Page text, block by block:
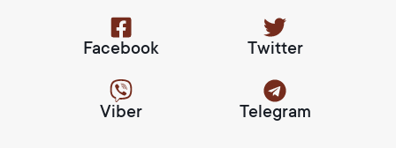
Facebook Twitter
Viber Telegram